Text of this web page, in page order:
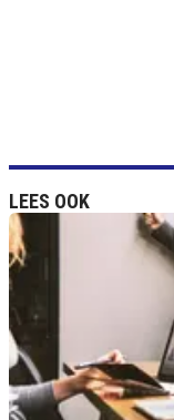
LEES OOK